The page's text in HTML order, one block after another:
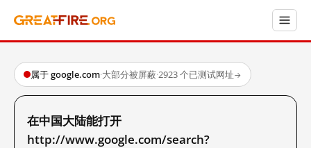
属于 google.com·大部分被屏蔽·2923 个已测试网址→
在中国大陆能打开
http://www.google.com/search?